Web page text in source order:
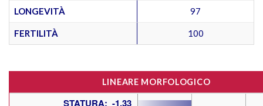
LONGEVITÀ 97
FERTILITÀ 100
LINEARE MORFOLOGICO